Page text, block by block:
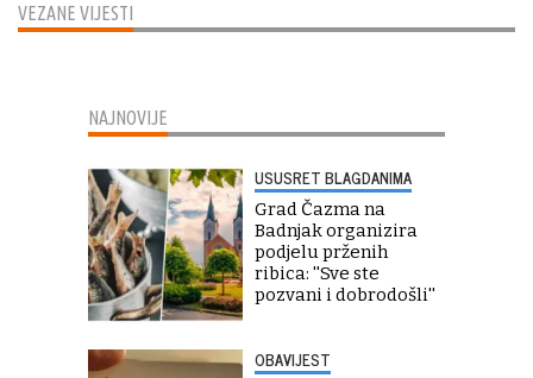
VEZANE VIJESTI
NAJNOVIJE
USUSRET BLAGDANIMA
Grad Čazma na
Badnjak organizira
podjelu prženih
ribica: ''Sve ste
pozvani i dobrodošli''
OBAVIJEST